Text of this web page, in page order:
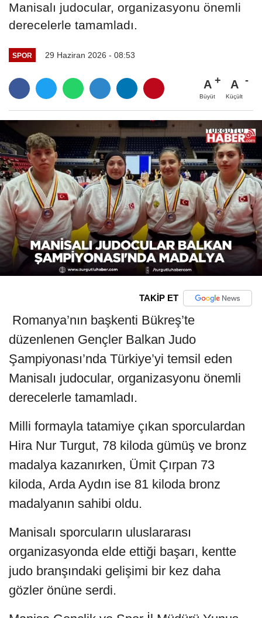
Manisalı judocular, organizasyonu önemli
derecelerle tamamladı.
SPOR 29 Haziran 2026 - 08:53
A
Büyüt
A
Küçült
TAKİP ET
Romanya’nın başkenti Bükreş’te
düzenlenen Gençler Balkan Judo
Şampiyonası’nda Türkiye’yi temsil eden
Manisalı judocular, organizasyonu önemli
derecelerle tamamladı.
Milli formayla tatamiye çıkan sporculardan
Hira Nur Turgut, 78 kiloda gümüş ve bronz
madalya kazanırken, Ümit Çırpan 73
kiloda, Arda Aydın ise 81 kiloda bronz
madalyanın sahibi oldu.
Manisalı sporcuların uluslararası
organizasyonda elde ettiği başarı, kentte
judo branşındaki gelişimi bir kez daha
gözler önüne serdi.